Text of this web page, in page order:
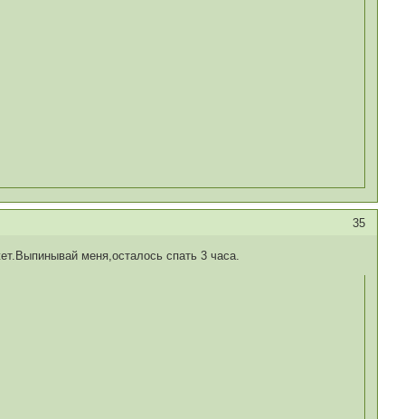
35
меня,осталось спать 3 часа.